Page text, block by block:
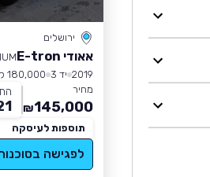
ירושלים
אאודי E-tron
2019 יד 3 180,000 ק״מ
מחיר
145,000
₪
תוספות לעיסקה
לפגישה